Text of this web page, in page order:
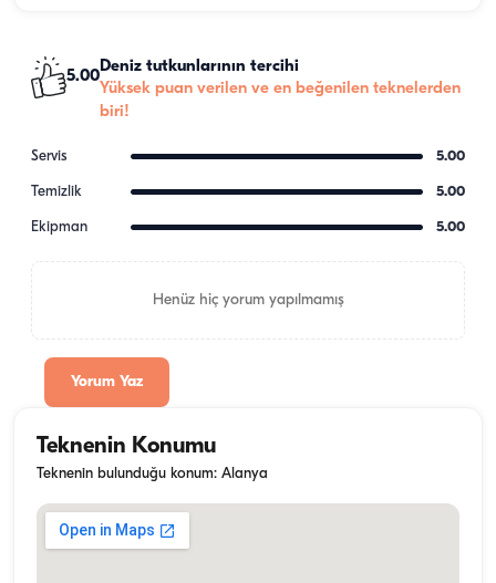
5.00
Deniz tutkunlarının tercihi
Yüksek puan verilen ve en beğenilen teknelerden
biri!
Servis 5.00
Temizlik 5.00
Ekipman 5.00
Henüz hiç yorum yapılmamış
Yorum Yaz
Teknenin Konumu
Teknenin bulunduğu konum: Alanya